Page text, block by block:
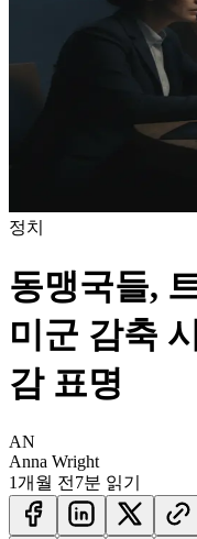
정치
동맹국들,
미군 감축
감 표명
AN
Anna Wright
1개월 전 7분 읽기